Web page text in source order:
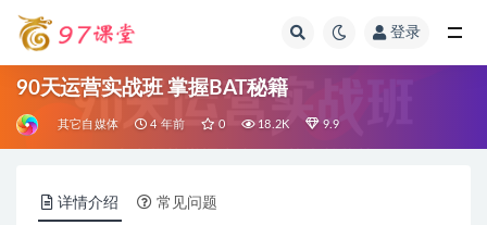
登录
90天运营实战班 掌握BAT秘籍
其它自媒体 4 年前 0 18.2K 9.9
详情介绍 常见问题